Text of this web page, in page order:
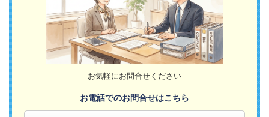
お気軽にお問合せください
お電話でのお問合せはこちら